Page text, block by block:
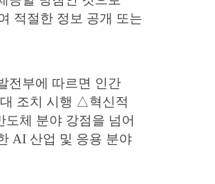
적절한 정보 공개 또는
전부에 따르면 인간
조치 시행 △혁신적
체 분야 강점을 넘어
AI 산업 및 응용 분야